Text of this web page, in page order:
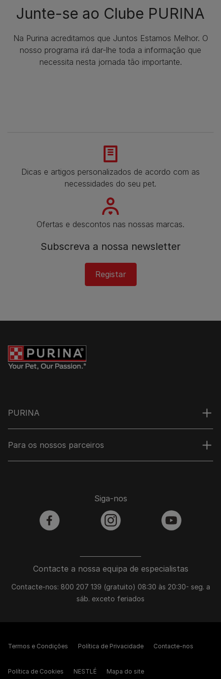
Junte-se ao Clube PURINA
Na Purina acreditamos que Juntos Estamos Melhor. O
nosso programa irá dar-lhe toda a informação que
necessita nesta jornada tão importante.
Dicas e artigos personalizados de acordo com as
necessidades do seu pet.
Ofertas e descontos nas nossas marcas.
Subscreva a nossa newsletter​
Registar
PURINA
Para os nossos parceiros
Contacte a nossa equipa de especialistas
Contacte-nos: 800 207 139 (gratuito) 08:30 às 20:30- seg. a
sáb. exceto feriados
Siga-nos
facebook instagram youtube
Termos e Condições Política de Privacidade Contacte-nos
Política de Cookies NESTLÉ Mapa do site